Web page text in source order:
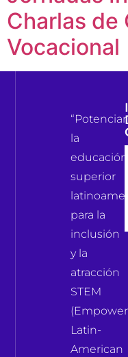
Charlas de
Vocacional
“Potenciar
la
educación
superior
para la
inclusión
y la
atracción
STEM
(Empower
Latin-
American